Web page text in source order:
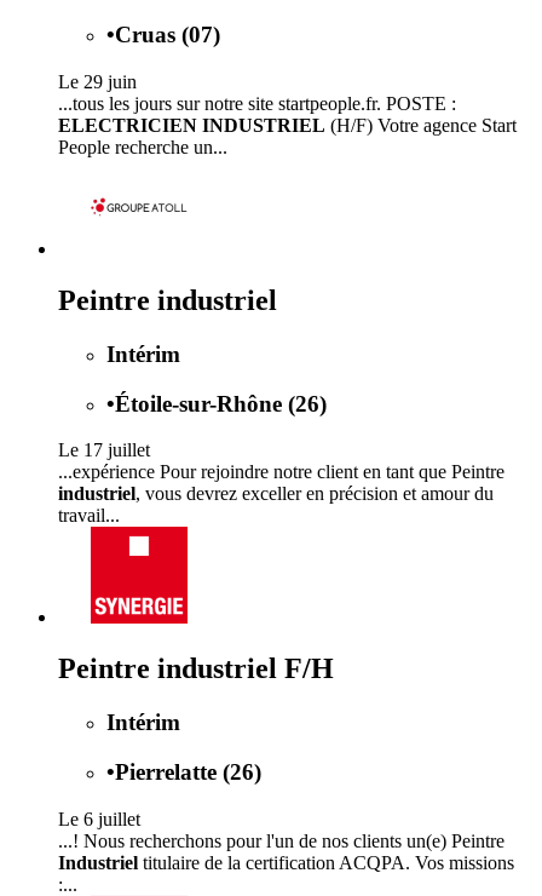
•Cruas (07)
Le 29 juin
...tous les jours sur notre site startpeople.fr. POSTE :
ELECTRICIEN INDUSTRIEL (H/F) Votre agence Start
People recherche un...
Peintre industriel
Intérim
•Étoile-sur-Rhône (26)
Le 17 juillet
...expérience Pour rejoindre notre client en tant que Peintre
industriel, vous devrez exceller en précision et amour du
travail...
Peintre industriel F/H
Intérim
•Pierrelatte (26)
Le 6 juillet
...! Nous recherchons pour l'un de nos clients un(e) Peintre
Industriel titulaire de la certification ACQPA. Vos missions
:...